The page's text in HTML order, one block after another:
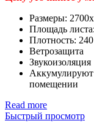
Размеры:
Площадь
Плотность:
Ветрозащита
Звукоизоляция
Аккумулируют
помещении
Read more
Быстрый просмотр